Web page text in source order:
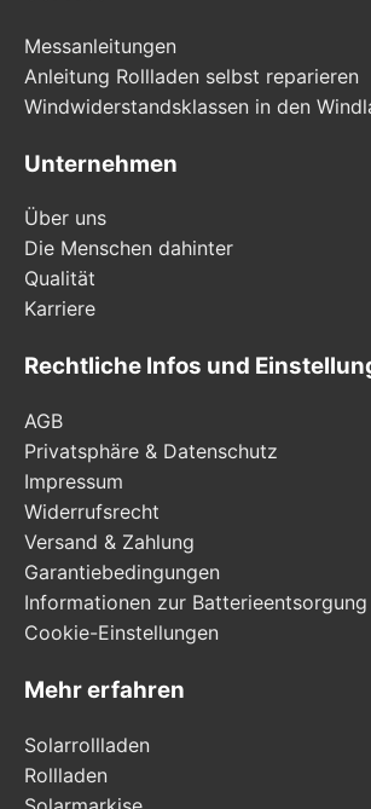
Messanleitungen
Anleitung Rollladen selbst reparieren
Windwiderstandsklassen in den
Unternehmen
Über uns
Die Menschen dahinter
Qualität
Karriere
Rechtliche Infos und
AGB
Privatsphäre & Datenschutz
Impressum
Widerrufsrecht
Versand & Zahlung
Garantiebedingungen
Informationen zur Batterieentsorgung
Cookie-Einstellungen
Mehr erfahren
Solarrollladen
Rollladen